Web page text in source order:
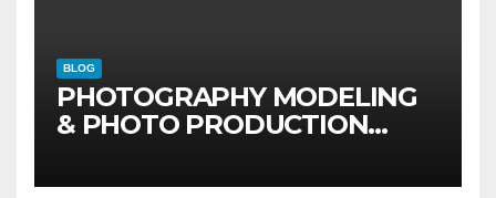
BLOG
PHOTOGRAPHY MODELING
& PHOTO PRODUCTION
kroz foto modele,